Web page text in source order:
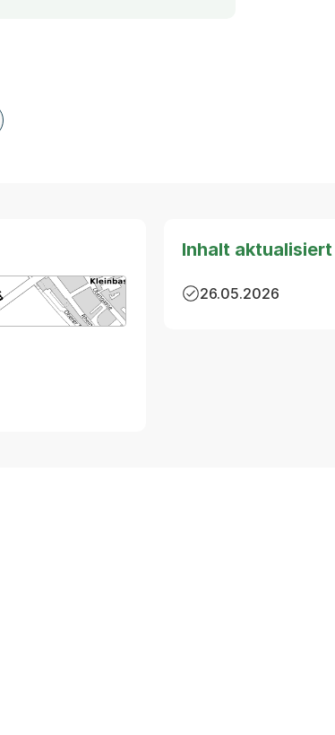
MapBS.
wird in einem neuen Tab oder Fenster geöffnet
Inhalt aktualisiert
26.05.2026